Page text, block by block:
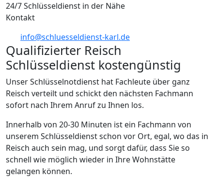
24/7 Schlüsseldienst in der Nähe
Kontakt
info@schluesseldienst-karl.de
Qualifizierter Reisch
Schlüsseldienst kostengünstig
Unser Schlüsselnotdienst hat Fachleute über ganz
Reisch verteilt und schickt den nächsten Fachmann
sofort nach Ihrem Anruf zu Ihnen los.
Innerhalb von 20-30 Minuten ist ein Fachmann von
unserem Schlüsseldienst schon vor Ort, egal, wo das in
Reisch auch sein mag, und sorgt dafür, dass Sie so
schnell wie möglich wieder in Ihre Wohnstätte
gelangen können.